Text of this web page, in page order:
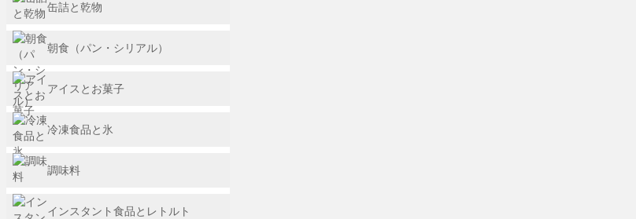
缶詰と乾物
朝食（パン・シリアル）
アイスとお菓子
冷凍食品と氷
調味料
インスタント食品とレトルト